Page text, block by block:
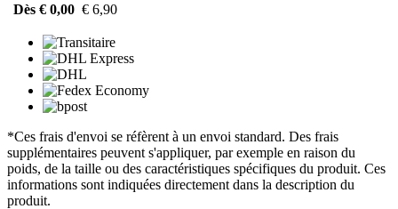
Dès € 0,00 € 6,90
*Ces frais d'envoi se réfèrent à un envoi standard. Des frais
supplémentaires peuvent s'appliquer, par exemple en raison du
poids, de la taille ou des caractéristiques spécifiques du produit. Ces
informations sont indiquées directement dans la description du
produit.